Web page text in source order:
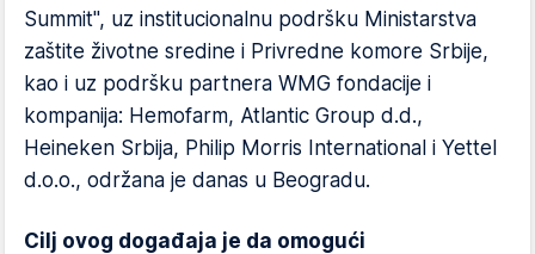
Summit", uz institucionalnu podršku Ministarstva
zaštite životne sredine i Privredne komore Srbije,
kao i uz podršku partnera WMG fondacije i
kompanija: Hemofarm, Atlantic Group d.d.,
Heineken Srbija, Philip Morris International i Yettel
d.o.o., održana je danas u Beogradu.
Cilj ovog događaja je da omogući